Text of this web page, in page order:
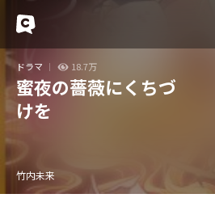
ドラマ 18.7万
蜜夜の薔薇にくちづ
けを
竹内未来